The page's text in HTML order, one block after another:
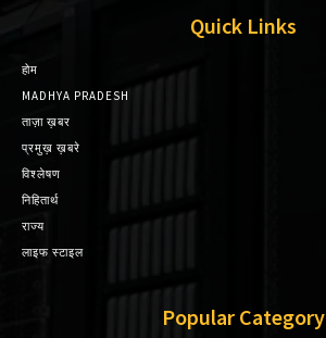
Quick Links
होम
MADHYA PRADESH
ताज़ा ख़बर
प्रमुख़ ख़बरे
विश्लेषण
निहितार्थ
राज्य
लाइफ स्टाइल
Popular Category